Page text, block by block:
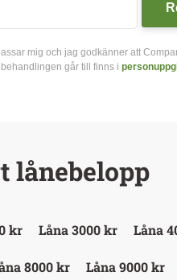
mig och jag godkänner att
går till finns i
lånebelopp
kr Låna 3000 kr Låna
8000 kr Låna 9000 kr